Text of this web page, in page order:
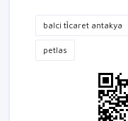
balci ti̇caret antakya
petlas